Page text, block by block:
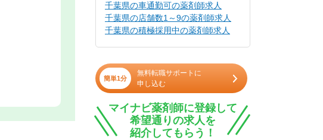
千葉県の車通勤可の薬剤師求人
千葉県の店舗数1～9の薬剤師求人
千葉県の積極採用中の薬剤師求人
簡単1分
無料転職サポートに
申し込む
マイナビ薬剤師に登録して
希望通りの求人を
紹介してもらう！